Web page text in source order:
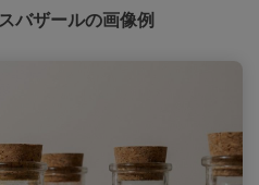
バザールの画像例